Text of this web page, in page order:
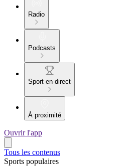
Radio
Podcasts
Sport en direct
À proximité
Ouvrir l'app
Tous les contenus
Sports populaires